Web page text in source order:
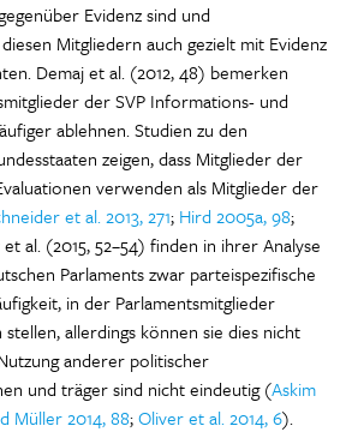
Evidenz sind und
Mitgliedern auch gezielt mit Evidenz
Demaj et al. (2012, 48) bemerken
der SVP Informations- und
ablehnen. Studien zu den
zeigen, dass Mitglieder der
verwenden als Mitglieder der
et al. 2013, 271; Hird 2005a, 98;
al. (2015, 52–54) finden in ihrer Analyse
Parlaments zwar parteispezifische
in der Parlamentsmitglieder
stellen, allerdings können sie dies nicht
anderer politischer
und träger sind nicht eindeutig (Askim
Müller 2014, 88;Oliver et al. 2014, 6).